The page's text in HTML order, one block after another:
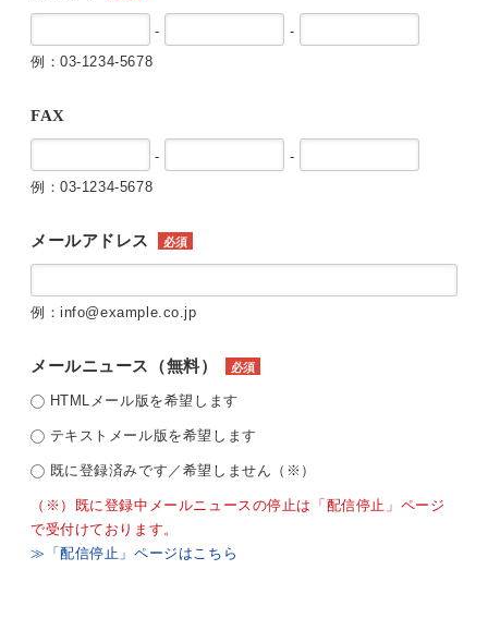
-
-
例：03-1234-5678
FAX
-
-
例：03-1234-5678
メールアドレス 必須
例：info@example.co.jp
メールニュース（無料） 必須
HTMLメール版を希望します
テキストメール版を希望します
既に登録済みです／希望しません（※）
（※）既に登録中メールニュースの停止は「配信停止」ページ
で受付けております。
≫「配信停止」ページはこちら